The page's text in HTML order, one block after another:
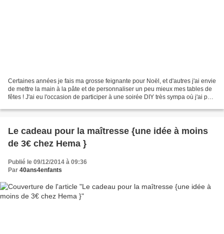
Certaines années je fais ma grosse feignante pour Noël, et d'autres j'ai envie
de mettre la main à la pâte et de personnaliser un peu mieux mes tables de
fêtes ! J'ai eu l'occasion de participer à une soirée DIY très sympa où j'ai pu
Le cadeau pour la maîtresse {une idée à moins
de 3€ chez Hema }
Publié le 09/12/2014 à 09:36
Par 40ans4enfants